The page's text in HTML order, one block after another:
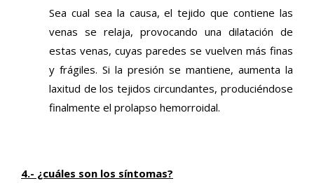
Sea cual sea la causa, el tejido que contiene las
venas se relaja, provocando una dilatación de
estas venas, cuyas paredes se vuelven más finas
y frágiles. Si la presión se mantiene, aumenta la
laxitud de los tejidos circundantes, produciéndose
finalmente el prolapso hemorroidal.
4.- ¿cuáles son los síntomas?